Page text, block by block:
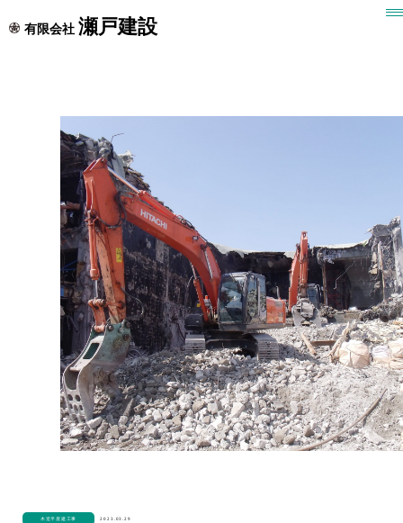
有限会社 瀬戸建設
木造平屋建工事 2023.03.29